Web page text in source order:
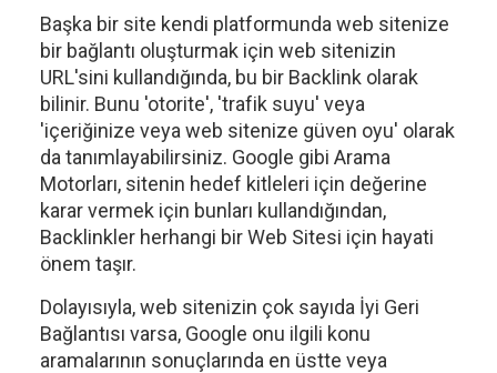
Başka bir site kendi platformunda web sitenize
bir bağlantı oluşturmak için web sitenizin
URL'sini kullandığında, bu bir Backlink olarak
bilinir. Bunu 'otorite', 'trafik suyu' veya
'içeriğinize veya web sitenize güven oyu' olarak
da tanımlayabilirsiniz. Google gibi Arama
Motorları, sitenin hedef kitleleri için değerine
karar vermek için bunları kullandığından,
Backlinkler herhangi bir Web Sitesi için hayati
önem taşır.
Dolayısıyla, web sitenizin çok sayıda İyi Geri
Bağlantısı varsa, Google onu ilgili konu
aramalarının sonuçlarında en üstte veya